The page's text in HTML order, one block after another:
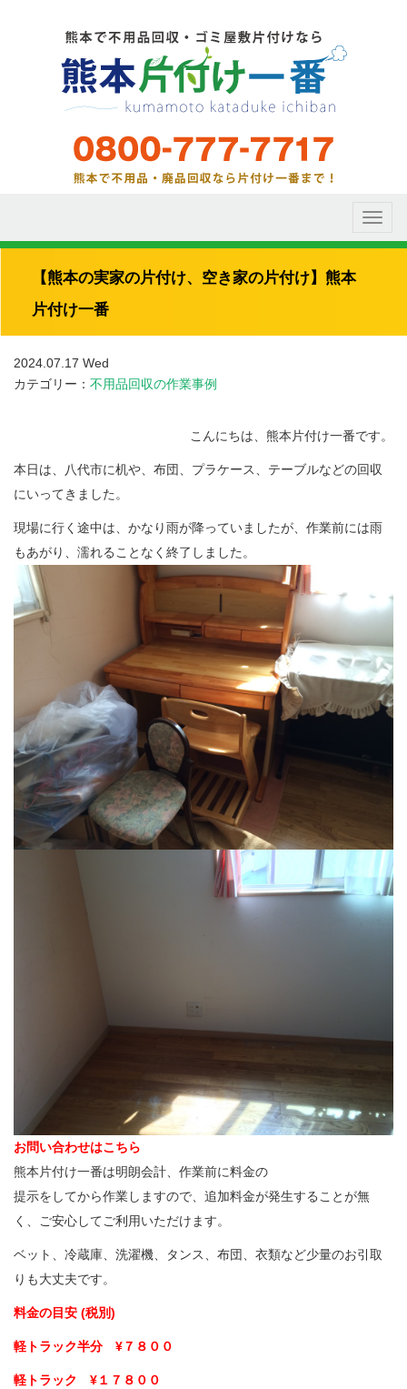
【熊本の実家の片付け、空き家の片付け】熊本
片付け一番
2024.07.17 Wed
カテゴリー： 不用品回収の作業事例
こんにちは、熊本片付け一番です。
本日は、八代市に机や、布団、プラケース、テーブルなどの回収
にいってきました。
現場に行く途中は、かなり雨が降っていましたが、作業前には雨
もあがり、濡れることなく終了しました。
お問い合わせはこちら
熊本片付け一番は明朗会計、作業前に料金の
提示をしてから作業しますので、追加料金が発生することが無
く、ご安心してご利用いただけます。
ベット、冷蔵庫、洗濯機、タンス、布団、衣類など少量のお引取
りも大丈夫です。
料金の目安 (税別)
軽トラック半分 ¥７８００
軽トラック ¥１７８００